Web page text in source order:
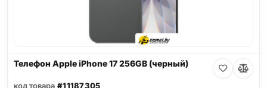
Телефон Apple iPhone 17 256GB (черный)
код товара #11187305